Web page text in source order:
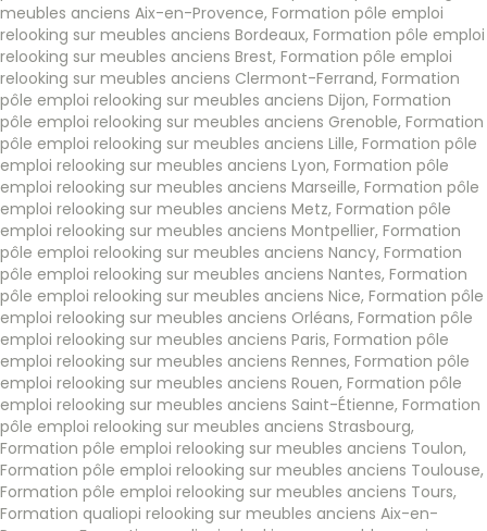
meubles anciens Aix-en-Provence, Formation pôle emploi
relooking sur meubles anciens Bordeaux, Formation pôle emploi
relooking sur meubles anciens Brest, Formation pôle emploi
relooking sur meubles anciens Clermont-Ferrand, Formation
pôle emploi relooking sur meubles anciens Dijon, Formation
pôle emploi relooking sur meubles anciens Grenoble, Formation
pôle emploi relooking sur meubles anciens Lille, Formation pôle
emploi relooking sur meubles anciens Lyon, Formation pôle
emploi relooking sur meubles anciens Marseille, Formation pôle
emploi relooking sur meubles anciens Metz, Formation pôle
emploi relooking sur meubles anciens Montpellier, Formation
pôle emploi relooking sur meubles anciens Nancy, Formation
pôle emploi relooking sur meubles anciens Nantes, Formation
pôle emploi relooking sur meubles anciens Nice, Formation pôle
emploi relooking sur meubles anciens Orléans, Formation pôle
emploi relooking sur meubles anciens Paris, Formation pôle
emploi relooking sur meubles anciens Rennes, Formation pôle
emploi relooking sur meubles anciens Rouen, Formation pôle
emploi relooking sur meubles anciens Saint-Étienne, Formation
pôle emploi relooking sur meubles anciens Strasbourg,
Formation pôle emploi relooking sur meubles anciens Toulon,
Formation pôle emploi relooking sur meubles anciens Toulouse,
Formation pôle emploi relooking sur meubles anciens Tours,
Formation qualiopi relooking sur meubles anciens Aix-en-